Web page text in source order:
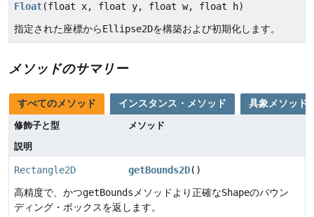
Float(float x, float y, float w, float h)
指定された座標からEllipse2Dを構築および初期化します。
メソッドのサマリー
すべてのメソッド インスタンス・メソッド 具象メソッド
修飾子と型
メソッド
説明
Rectangle2D getBounds2D()
高精度で、かつgetBounds メソッドより正確なShapeのバウン
ディング・ボックスを返します。